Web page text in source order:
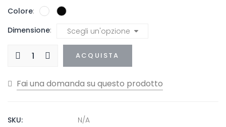
Colore
Dimensione
ACQUISTA
SKU:
N/A